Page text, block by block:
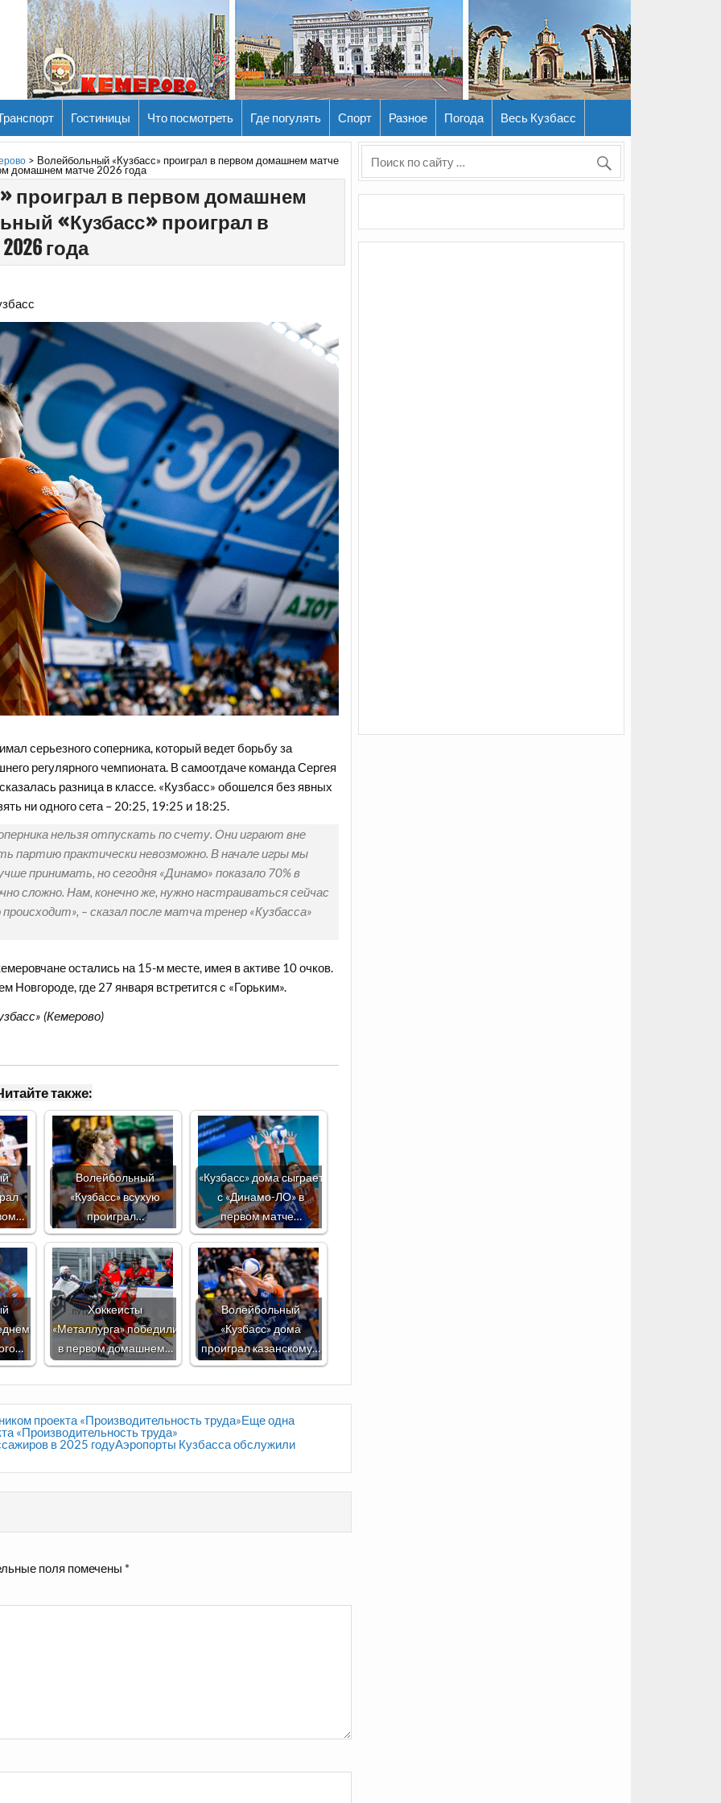
Гостиницы Что посмотреть Где погулять Спорт Разное Погода Весь Кузбасс
> Волейбольный «Кузбасс» проиграл в первом домашнем матче
домашнем матче 2026 года
проиграл в первом домашнем
«Кузбасс» проиграл в
года
серьезного соперника, который ведет борьбу за
регулярного чемпионата. В самоотдаче команда Сергея
разница в классе. «Кузбасс» обошелся без явных
ни одного сета – 20:25, 19:25 и 18:25.
нельзя отпускать по счету. Они играют вне
партию практически невозможно. В начале игры мы
принимать, но сегодня «Динамо» показало 70% в
сложно. Нам, конечно же, нужно настраиваться сейчас
– сказал после матча тренер «Кузбасса»
остались на 15-м месте, имея в активе 10 очков.
где 27 января встретится с «Горьким».
(Кемерово)
также:
Волейбольный
«Кузбасс» всухую
проиграл…
«Кузбасс» дома сыграет
с «Динамо-ЛО» в
первом матче…
Хоккеисты
«Металлурга» победили
в первом домашнем…
Волейбольный
«Кузбасс» дома
проиграл казанскому…
проекта «Производительность труда»Еще одна
«Производительность труда»
в 2025 годуАэропорты Кузбасса обслужили
поля помечены *